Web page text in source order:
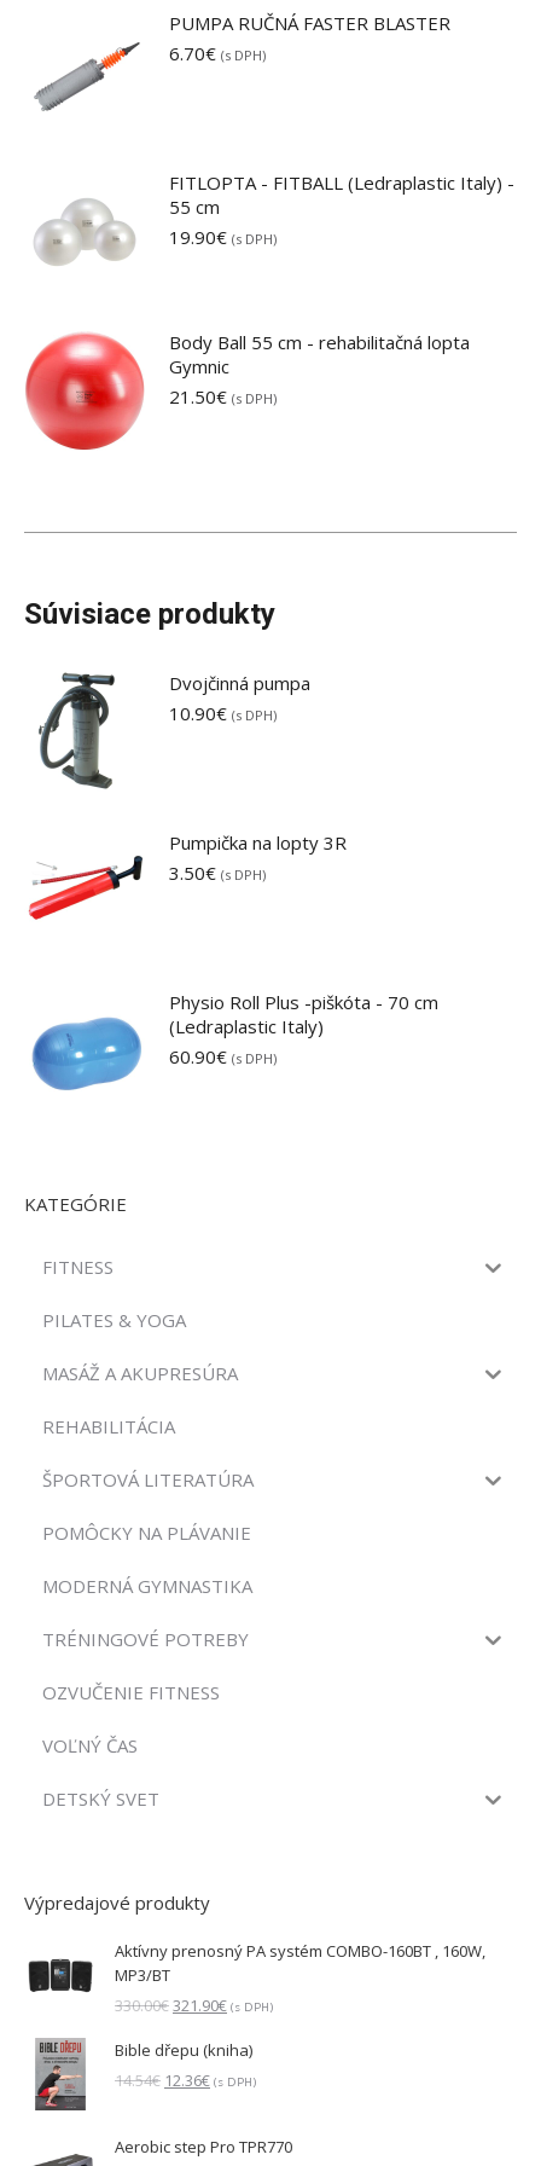
PUMPA RUČNÁ FASTER BLASTER
6.70€ (s DPH)
FITLOPTA - FITBALL (Ledraplastic Italy) -
55 cm
19.90€ (s DPH)
Body Ball 55 cm - rehabilitačná lopta
Gymnic
21.50€ (s DPH)
Súvisiace produkty
Dvojčinná pumpa
10.90€ (s DPH)
Pumpička na lopty 3R
3.50€ (s DPH)
Physio Roll Plus -piškóta - 70 cm
(Ledraplastic Italy)
60.90€ (s DPH)
KATEGÓRIE
FITNESS
PILATES & YOGA
MASÁŽ A AKUPRESÚRA
REHABILITÁCIA
ŠPORTOVÁ LITERATÚRA
POMÔCKY NA PLÁVANIE
MODERNÁ GYMNASTIKA
TRÉNINGOVÉ POTREBY
OZVUČENIE FITNESS
VOĽNÝ ČAS
DETSKÝ SVET
Výpredajové produkty
Aktívny prenosný PA systém COMBO-160BT , 160W,
MP3/BT
330.00€Pôvodná
bola:
330.00€.
321.90€Aktuálna
je:
321.90€.
(s DPH)
Bible dřepu (kniha)
14.54€ Pôvodná
14.54€.
12.36€Aktuálna
12.36€.
(s DPH)
Aerobic step Pro TPR770